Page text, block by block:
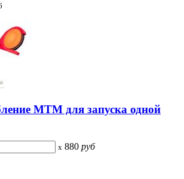
MTM для запуска одной
x 880 руб